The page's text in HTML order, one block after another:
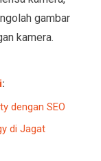
gambar
kamera.
:
dengan SEO
di Jagat